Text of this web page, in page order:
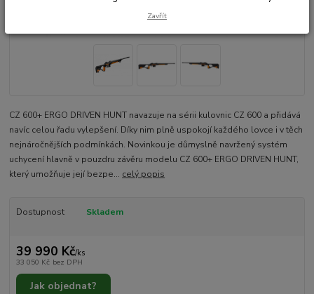
CZ 600+ ERGO DRIVEN HUNT navazuje na sérii kulovnic CZ 600 a přidává
navíc celou řadu vylepšení. Díky nim plně uspokojí každého lovce i v těch
nejnáročnějších podmínkách. Novinkou je důmyslně navržený systém
uchycení hlavně v pouzdru závěru modelu CZ 600+ ERGO DRIVEN HUNT,
který umožňuje její bezpe... celý popis
Dostupnost Skladem
39 990 Kč/ks
33 050 Kč bez DPH
Jak objednat?
Zavřít